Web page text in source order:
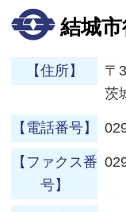
結城
【住所】
〒
茨
【電話番号】
【ファクス番
号】